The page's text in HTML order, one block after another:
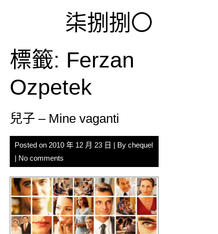
柒捌捌〇
標籤: Ferzan
Ozpetek
兒子 – Mine vaganti
Posted on 2010 年 12 月 23 日 | By chequel
| No comments